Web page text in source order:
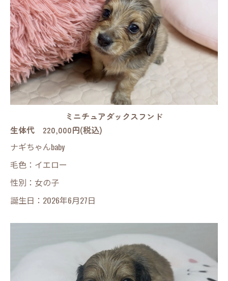
ミニチュアダックスフンド
生体代 220,000円(税込)
ナギちゃんbaby
毛色：イエロー
性別：女の子
誕生日：2026年6月27日